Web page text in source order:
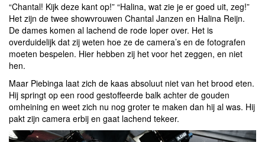
“Chantal! Kijk deze kant op!” “Halina, wat zie je er goed uit, zeg!”
Het zijn de twee showvrouwen Chantal Janzen en Halina Reijn.
De dames komen al lachend de rode loper over. Het is
overduidelijk dat zij weten hoe ze de camera’s en de fotografen
moeten bespelen. Hier hebben zij het voor het zeggen, en niet
hen.
Maar Piebinga laat zich de kaas absoluut niet van het brood eten.
Hij springt op een rood gestoffeerde balk achter de gouden
omheining en weet zich nu nog groter te maken dan hij al was. Hij
pakt zijn camera erbij en gaat lachend tekeer.